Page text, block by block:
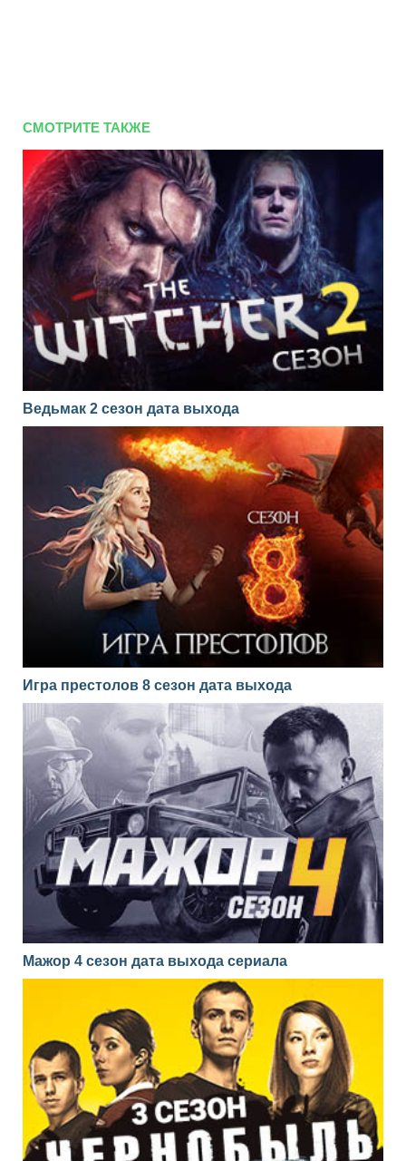
СМОТРИТЕ ТАКЖЕ
Ведьмак 2 сезон дата выхода
Игра престолов 8 сезон дата выхода
Мажор 4 сезон дата выхода сериала